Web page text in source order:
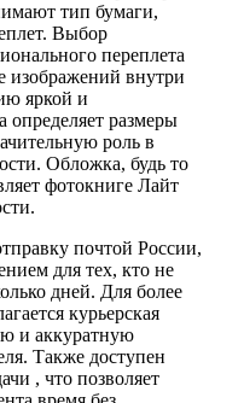
тип бумаги,
Выбор
переплета
изображений внутри
яркой и
определяет размеры
роль в
Обложка, будь то
фотокниге Лайт
почтой России,
для тех, кто не
дней. Для более
курьерская
и аккуратную
Также доступен
, что позволяет